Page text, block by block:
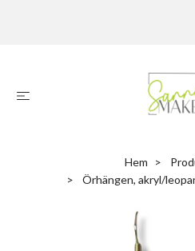
Hem
Örhängen, akryl/